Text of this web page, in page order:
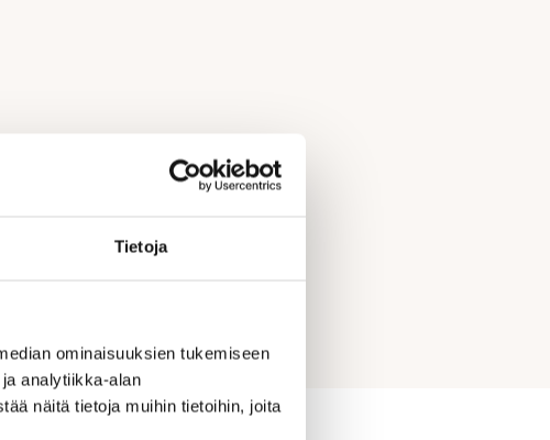
Tietoja
ominaisuuksien tukemiseen
analytiikka-alan
näitä tietoja muihin tietoihin, joita